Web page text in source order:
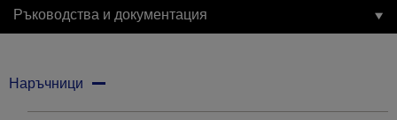
Ръководства и документация
Наръчници